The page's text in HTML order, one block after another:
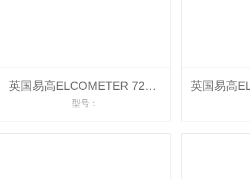
英国易高ELCOMETER 7210袖珍显微镜
型号：